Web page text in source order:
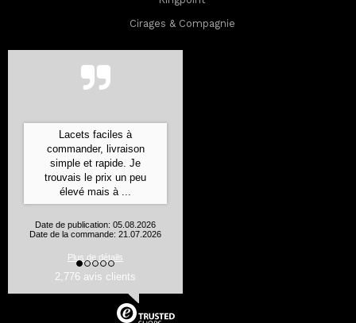
Cirages & Compagnie
Commande expédiée ultra
rapidement, bien emballée
et les produits sont
conformes à leur
description
Aurelie J., Flines les Mortagne
Date de la commande: 24.07.2026
Plus de détails
2,776 avis clients